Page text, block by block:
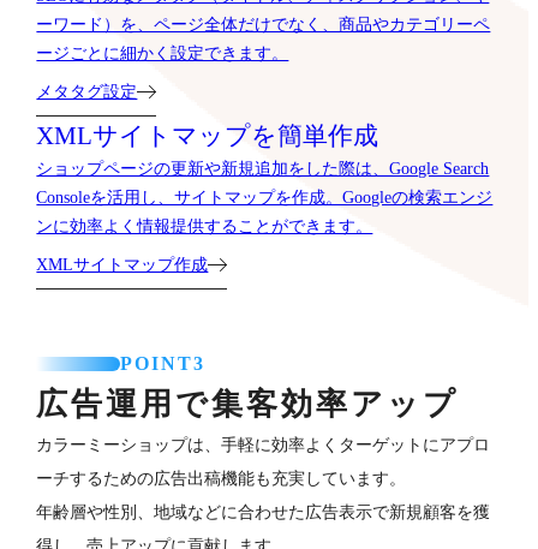
ーワード）を、ページ全体だけでなく、商品やカテゴリーペ
ージごとに細かく設定できます。
メタタグ設定
XMLサイトマップを簡単作成
ショップページの更新や新規追加をした際は、Google Search
Consoleを活用し、サイトマップを作成。Googleの検索エンジ
ンに効率よく情報提供することができます。
XMLサイトマップ作成
POINT3
広告運用で集客効率アップ
カラーミーショップは、手軽に効率よくターゲットにアプロ
ーチするための広告出稿機能も充実しています。
年齢層や性別、地域などに合わせた広告表示で新規顧客を獲